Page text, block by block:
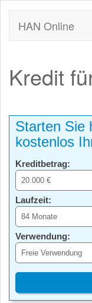
HAN Online
Kredit
Starten Sie
kostenlos
Kreditbetrag:
Laufzeit:
Verwendung: